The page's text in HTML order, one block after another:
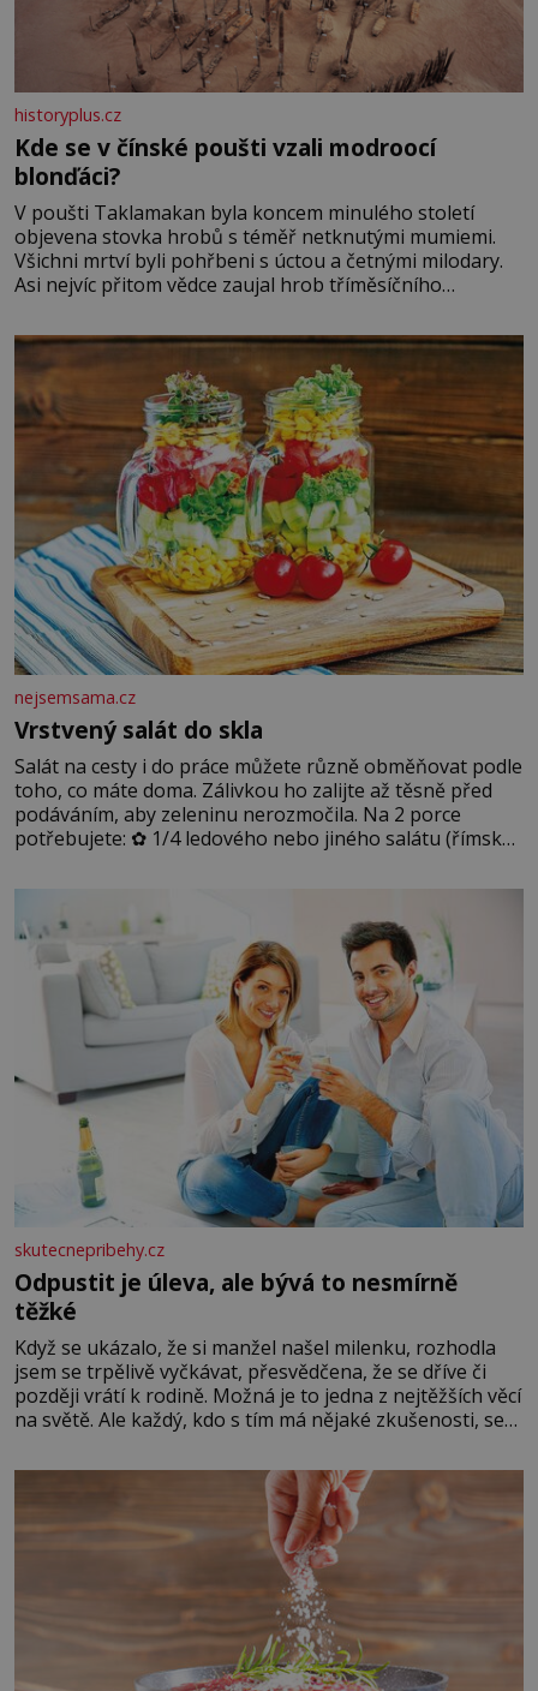
historyplus.cz
Kde se v čínské poušti vzali modroocí
blonďáci?
V poušti Taklamakan byla koncem minulého století
objevena stovka hrobů s téměř netknutými mumiemi.
Všichni mrtví byli pohřbeni s úctou a četnými milodary.
Asi nejvíc přitom vědce zaujal hrob tříměsíčního
blonďaté vlásky. Fakt, že jsou těla dávných lidí nesmírně
dobře zachovalá, přičítají odborníci zdejším klimatickým
podmínkám. Sucho, prosolené písky a extrémně
nejsemsama.cz
Vrstvený salát do skla
Salát na cesty i do práce můžete různě obměňovat podle
toho, co máte doma. Zálivkou ho zalijte až těsně před
podáváním, aby zeleninu nerozmočila. Na 2 porce
potřebujete: ✿ 1/4 ledového nebo jiného salátu (římský
okurky ✿ 2 rajčata Zálivka: ✿ 4 lžíce olivového oleje ✿ 1
lžíci citronové šťávy ✿ ½ stroužku
skutecnepribehy.cz
Odpustit je úleva, ale bývá to nesmírně
těžké
Když se ukázalo, že si manžel našel milenku, rozhodla
jsem se trpělivě vyčkávat, přesvědčena, že se dříve či
později vrátí k rodině. Možná je to jedna z nejtěžších věcí
na světě. Ale každý, kdo s tím má nějaké zkušenosti, se
Když se ke mně doneslo, že si manžel pořídil milenku,